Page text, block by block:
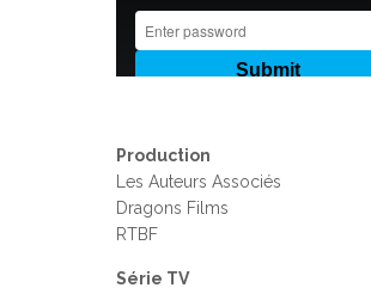
Production
Les Auteurs Associés
Dragons Films
RTBF
Série TV